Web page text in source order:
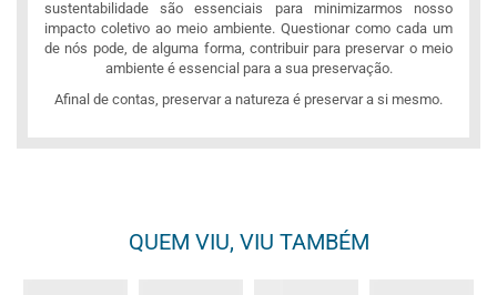
sustentabilidade são essenciais para minimizarmos nosso
impacto coletivo ao meio ambiente. Questionar como cada um
de nós pode, de alguma forma, contribuir para preservar o meio
ambiente é essencial para a sua preservação.
Afinal de contas, preservar a natureza é preservar a si mesmo.
QUEM VIU, VIU TAMBÉM